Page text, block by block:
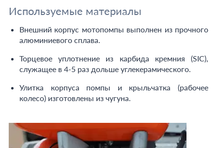
Используемые материалы
Внешний корпус мотопомпы выполнен из прочного
алюминиевого сплава.
Торцевое уплотнение из карбида кремния (SIC),
служащее в 4-5 раз дольше углекерамического.
Улитка корпуса помпы и крыльчатка (рабочее
колесо) изготовлены из чугуна.